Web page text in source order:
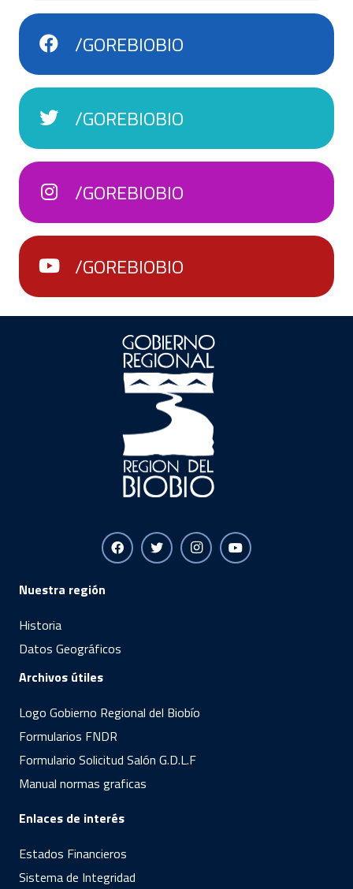
/GOREBIOBIO
/GOREBIOBIO
/GOREBIOBIO
/GOREBIOBIO
Nuestra región
Historia
Datos Geográficos
Archivos útiles
Logo Gobierno Regional del Biobío
Formularios FNDR
Formulario Solicitud Salón G.D.L.F
Manual normas graficas
Enlaces de interés
Estados Financieros
Sistema de Integridad